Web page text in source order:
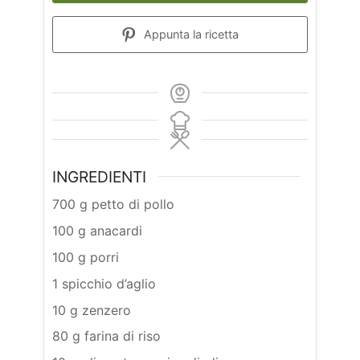
Appunta la ricetta
INGREDIENTI
700 g petto di pollo
100 g anacardi
100 g porri
1 spicchio d’aglio
10 g zenzero
80 g farina di riso